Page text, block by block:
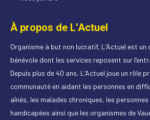
À propos de L’Actuel
Organisme à but non lucratif, L’Actuel est un
bénévole dont les services reposent sur
Depuis plus de 40 ans, L’Actuel joue un rôle
communauté en aidant les personnes en
aînés, les malades chroniques, les
handicapées ainsi que les organismes de